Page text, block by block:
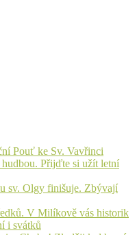
Pouť ke Sv. Vavřinci
Přijďte si užít letní
sv. Olgy finišuje. Zbývají
V Milíkově vás historik
i svátků